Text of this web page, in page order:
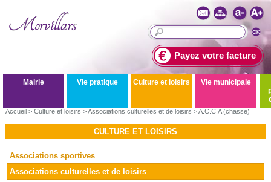
Payez votre facture
Mairie Vie pratique Culture et loisirs
Vie municipale
Accueil> Culture et loisirs >Associations culturelles et de loisirs >A.C.C.A (chasse)
CULTURE ET LOISIRS
Associations sportives
Associations culturelles et de loisirs